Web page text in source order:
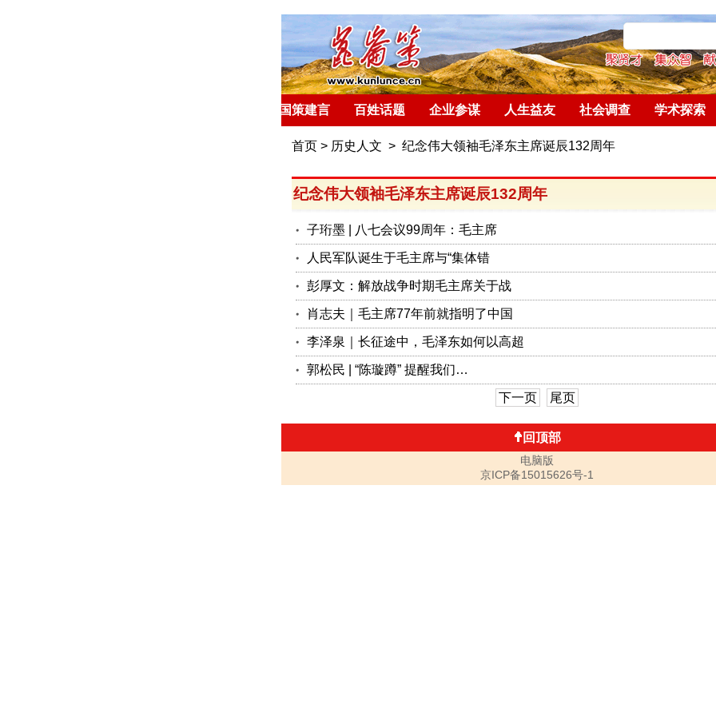
国策建言 百姓话题 企业参谋 人生益友 社会调查 学术探索
首页> 历史人文 > 纪念伟大领袖毛泽东主席诞辰132周年
纪念伟大领袖毛泽东主席诞辰132周年
子珩墨 | 八七会议99周年：毛主席
人民军队诞生于毛主席与“集体错
彭厚文：解放战争时期毛主席关于战
肖志夫｜毛主席77年前就指明了中国
李泽泉｜长征途中，毛泽东如何以高超
郭松民 | “陈璇蹲” 提醒我们…
下一页 尾页
回顶部
电脑版
京ICP备15015626号-1